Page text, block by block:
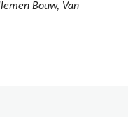
Bouw, Van